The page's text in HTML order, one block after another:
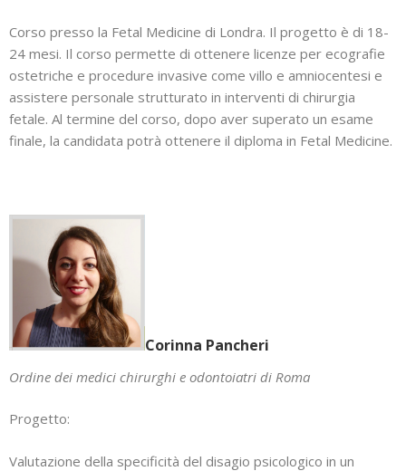
Corso presso la Fetal Medicine di Londra. Il progetto è di 18-
24 mesi. Il corso permette di ottenere licenze per ecografie
ostetriche e procedure invasive come villo e amniocentesi e
assistere personale strutturato in interventi di chirurgia
fetale. Al termine del corso, dopo aver superato un esame
finale, la candidata potrà ottenere il diploma in Fetal Medicine.
Corinna Pancheri
Ordine dei medici chirurghi e odontoiatri di Roma
Progetto:
Valutazione della specificità del disagio psicologico in un